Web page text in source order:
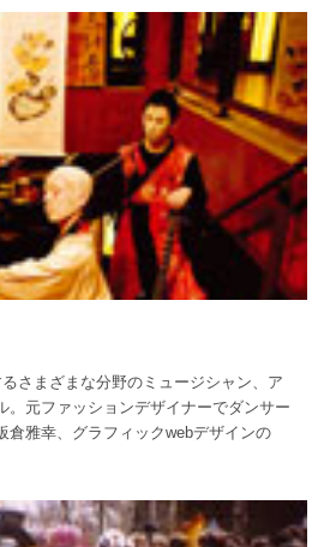
さまざまな分野のミュージシャン、ア
。元ファッションデザイナーでダンサー
倉雅幸、グラフィックwebデザインの
というグループ。今回は他